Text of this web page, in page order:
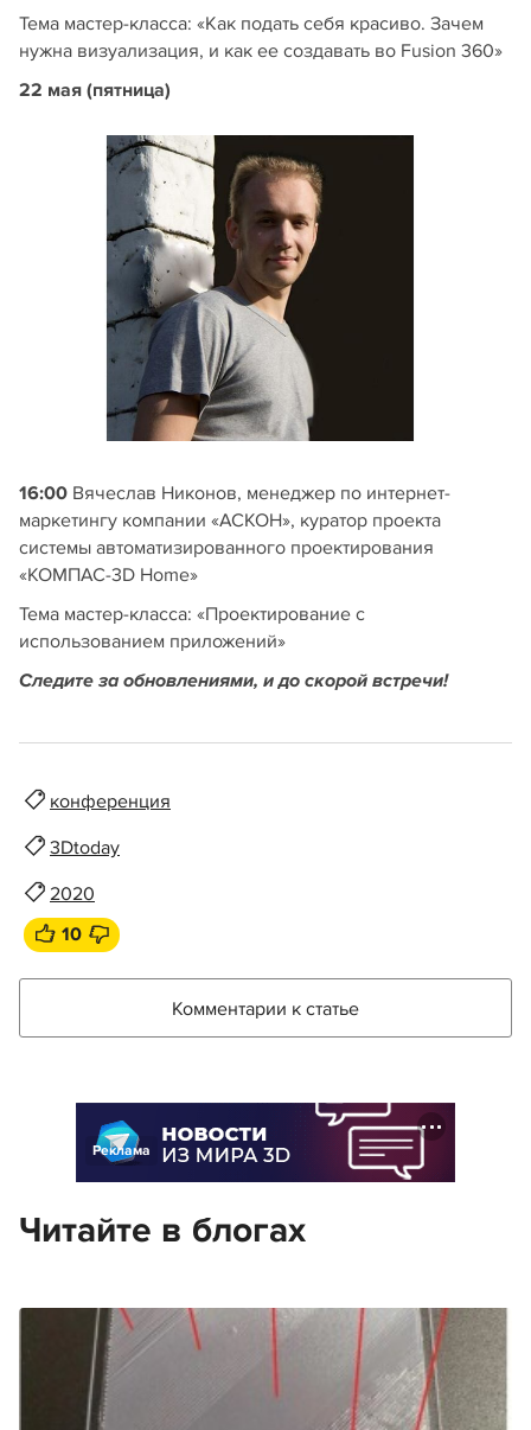
Тема мастер-класса: «Как подать себя красиво. Зачем
нужна визуализация, и как ее создавать во Fusion 360»
22 мая (пятница)
16:00 Вячеслав Никонов, менеджер по интернет-
маркетингу компании «АСКОН», куратор проекта
системы автоматизированного проектирования
«КОМПАС-3D Home»
Тема мастер-класса: «Проектирование с
использованием приложений»
Следите за обновлениями, и до скорой встречи!
конференция
3Dtoday
2020
10
Комментарии к статье
Реклама
Читайте в блогах